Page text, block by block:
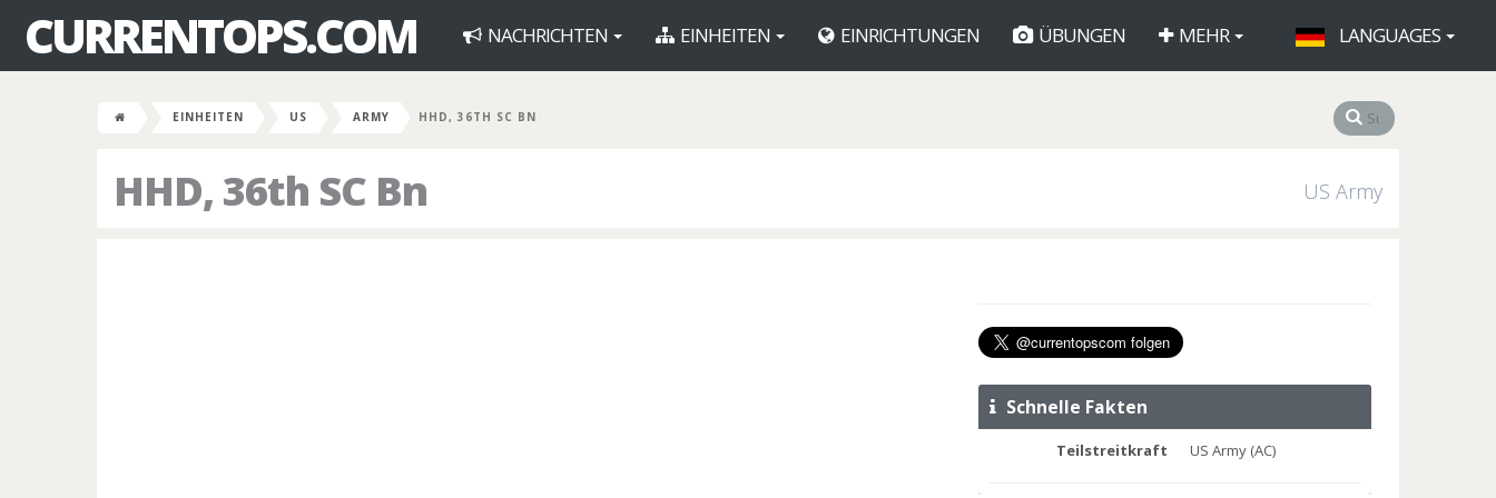
CURRENTOPS.COM NACHRICHTEN EINHEITEN EINRICHTUNGEN ÜBUNGEN MEHR LANGUAGES
EINHEITEN US ARMY HHD, 36TH SC BN
HHD, 36th SC Bn US Army
Schnelle Fakten
Teilstreitkraft US Army (AC)